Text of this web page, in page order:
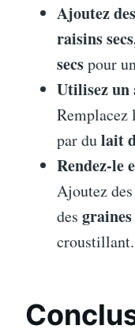
Ajoutez
raisins
secspour
Utilisez un
Remplacez
par dulait
Rendez-le
Ajoutez des
des
croustillant.